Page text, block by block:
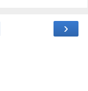
›